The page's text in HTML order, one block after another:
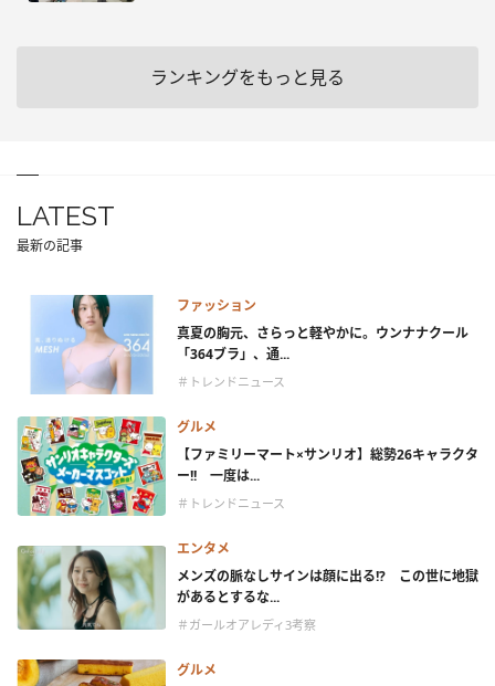
ランキングをもっと見る
LATEST
最新の記事
ファッション
真夏の胸元、さらっと軽やかに。ウンナナクール
「364ブラ」、通...
＃トレンドニュース
グルメ
【ファミリーマート×サンリオ】総勢26キャラクタ
ー!! 一度は...
＃トレンドニュース
エンタメ
メンズの脈なしサインは顔に出る!? この世に地獄
があるとするな...
＃ガールオアレディ3考察
グルメ